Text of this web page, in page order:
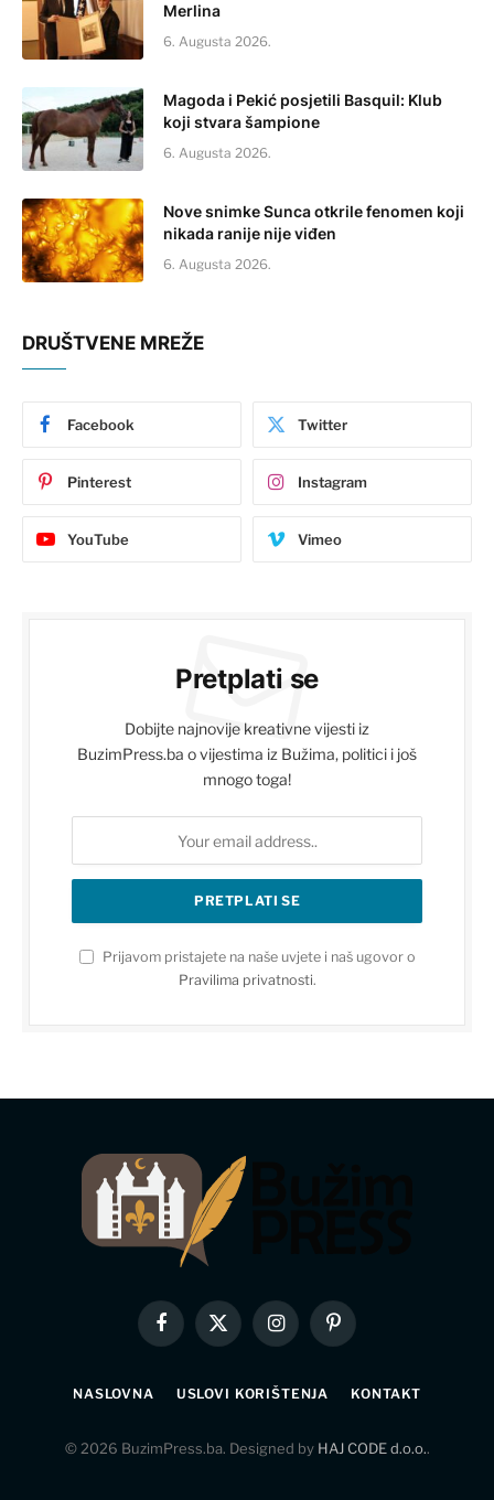
Merlina
6. Augusta 2026.
Magoda i Pekić posjetili Basquil: Klub
koji stvara šampione
6. Augusta 2026.
Nove snimke Sunca otkrile fenomen koji
nikada ranije nije viđen
6. Augusta 2026.
DRUŠTVENE MREŽE
Facebook Twitter
Pinterest Instagram
YouTube Vimeo
Pretplati se
Dobijte najnovije kreativne vijesti iz
BuzimPress.ba o vijestima iz Bužima, politici i još
mnogo toga!
Prijavom pristajete na naše uvjete i naš ugovor o
Pravilima privatnosti.
Facebook
X
InstagramPinterest
NASLOVNA USLOVI KORIŠTENJA KONTAKT
© 2026 BuzimPress.ba. Designed by HAJ CODE d.o.o..